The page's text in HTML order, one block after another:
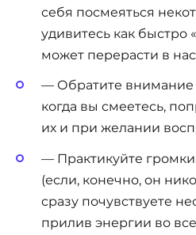
себя посмеяться
удивитесь как быстро
может перерасти в
— Обратите
когда вы смеетесь,
их и при желании
— Практикуйте
(если, конечно, он
сразу почувствуете
прилив энергии во